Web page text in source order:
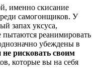
именно скисание
самогонщиков. У
запах уксуса,
реанимировать
убеждены в
рисковать своим
которые вы на себя